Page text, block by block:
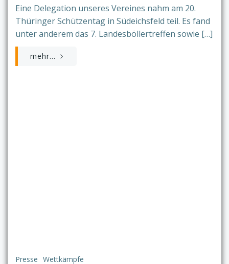
Eine Delegation unseres Vereines nahm am 20.
Thüringer Schützentag in Südeichsfeld teil. Es fand
unter anderem das 7. Landesböllertreffen sowie […]
mehr...
Presse Wettkämpfe